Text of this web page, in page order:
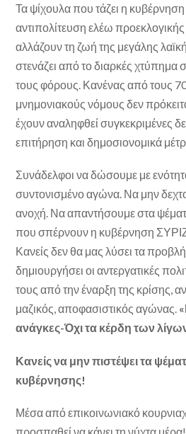
Τα ψίχουλα που τάζει η κυβέρνηση
αντιπολίτευση ελέω
αλλάζουν τη ζωή της μεγάλης
στενάζει από το διαρκές χτύπημα
τους φόρους. Κανένας από τους
μνημονιακούς νόμους δεν
έχουν αναληφθεί συγκεκριμένες
επιτήρηση και δημοσιονομικά
Συνάδελφοι να δώσουμε με
συντονισμένο αγώνα. Να μην
ανοχή. Να απαντήσουμε στα
που σπέρνουν η κυβέρνηση
Κανείς δεν θα μας λύσει τα
δημιουργήσει οι αντεργατικές
τους από την έναρξη της κρίσης,
μαζικός, αποφασιστικός αγώνας.
ανάγκες-Όχι τα κέρδη των
Κανείς να μην πιστέψει τα
κυβέρνησης!
Μέσα από επικοινωνιακό